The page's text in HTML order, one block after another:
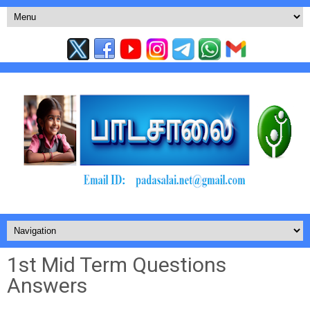
1st Mid Term Questions
Answers